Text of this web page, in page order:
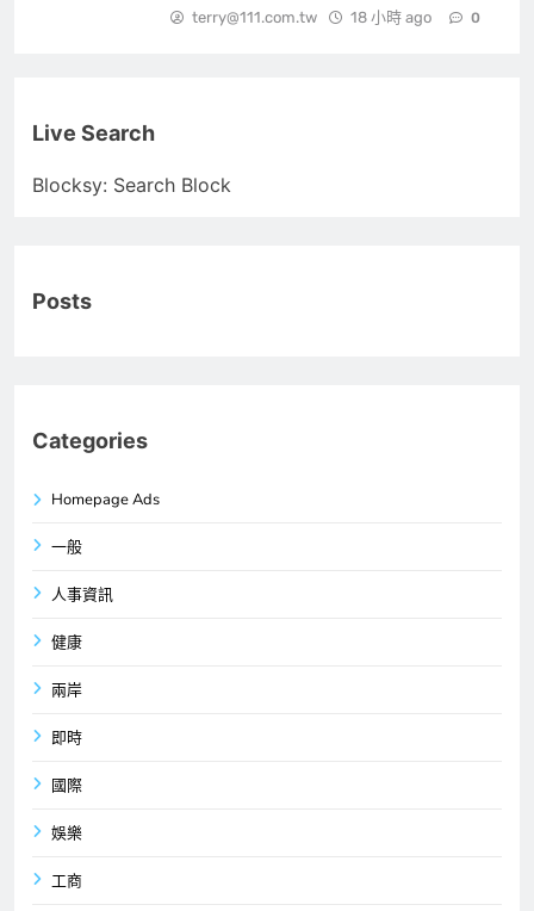
terry@111.com.tw 18 小時 ago 0
Live Search
Blocksy: Search Block
Posts
Categories
Homepage Ads
一般
人事資訊
健康
兩岸
即時
國際
娛樂
工商